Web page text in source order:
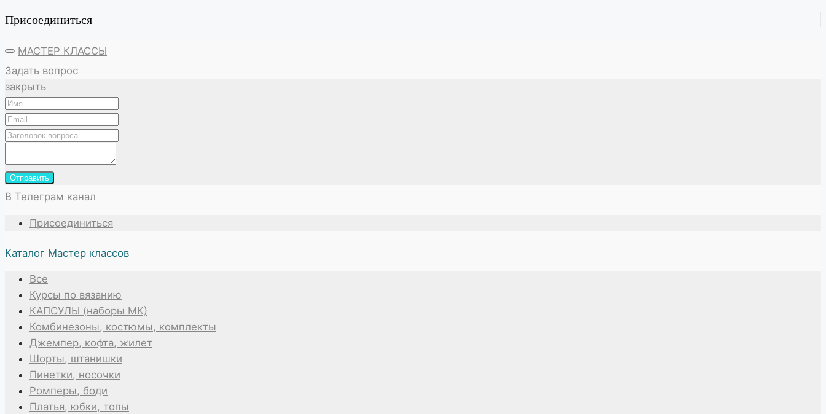
Присоединиться
МАСТЕР КЛАССЫ
Задать вопрос
закрыть
Отправить
В Телеграм канал
Присоединиться
Каталог Мастер классов
Все
Курсы по вязанию
КАПСУЛЫ (наборы МК)
Комбинезоны, костюмы, комплекты
Джемпер, кофта, жилет
Шорты, штанишки
Пинетки, носочки
Ромперы, боди
Платья, юбки, топы